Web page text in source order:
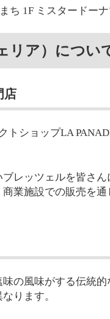
ち 1F ミスタードー
リア）につい
店
トショップLA
ブレッツェルを皆さ
業施設での販売を
の風味がする伝統
ります。